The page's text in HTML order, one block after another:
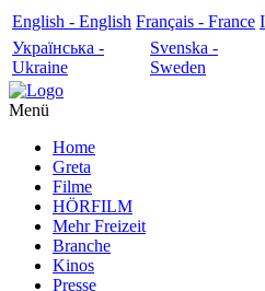
English - English Français - France
Українська -
Ukraine
Svenska -
Sweden
Menü
Home
Greta
Filme
HÖRFILM
Mehr Freizeit
Branche
Kinos
Presse